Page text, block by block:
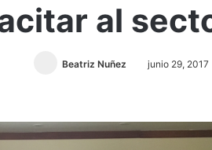
al
Beatriz Nuñez junio 29, 2017